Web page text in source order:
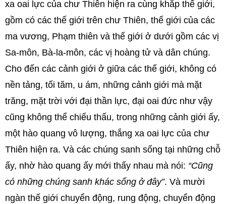
xa oai lực của chư Thiên hiện ra cùng khắp thế giới,
gồm có các thế giới trên chư Thiên, thế giới của các
ma vương, Phạm thiên và thế giới ở dưới gồm các vị
Sa-môn, Bà-la-môn, các vị hoàng tử và dân chúng.
Cho đến các cảnh giới ở giữa các thế giới, không có
nền tảng, tối tăm, u ám, những cảnh giới mà mặt
trăng, mặt trời với đại thần lực, đại oai đức như vậy
cũng không thể chiếu thấu, trong những cảnh giới ấy,
một hào quang vô lượng, thắng xa oai lực của chư
Thiên hiện ra. Và các chúng sanh sống tại những chỗ
ấy, nhờ hào quang ấy mới thấy nhau mà nói: “Cũng
có những chúng sanh khác sống ở đây”. Và mười
ngàn thế giới chuyển động, rung động, chuyển động